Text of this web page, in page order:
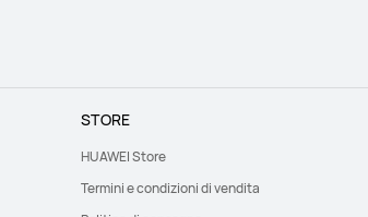
STORE
HUAWEI Store
Termini e condizioni di vendita